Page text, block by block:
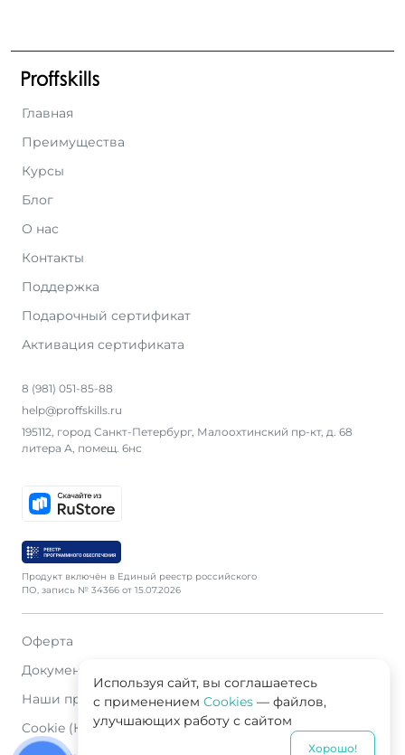
Главная
Преимущества
Курсы
Блог
О нас
Контакты
Поддержка
Подарочный сертификат
Активация сертификата
8 (981) 051-85-88
help@proffskills.ru
195112, город Санкт-Петербург, Малоохтинский пр-кт, д. 68
литера А, помещ. 6нс
Продукт включён в Единый реестр российского
ПО, запись № 34366 от 15.07.2026
Оферта
Документация
Наши продавцы
Cookie (Куки)
Используя сайт, вы соглашаетесь
с применением Cookies — файлов,
улучшающих работу с сайтом
Хорошо!